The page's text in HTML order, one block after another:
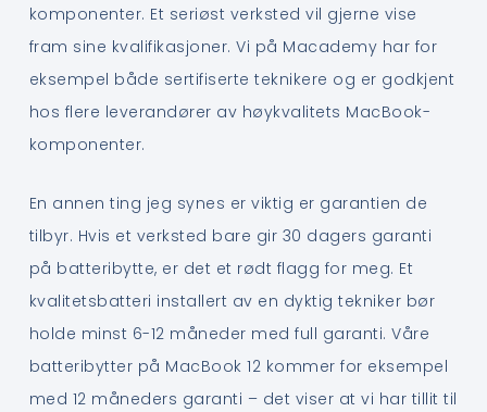
komponenter. Et seriøst verksted vil gjerne vise
fram sine kvalifikasjoner. Vi på Macademy har for
eksempel både sertifiserte teknikere og er godkjent
hos flere leverandører av høykvalitets MacBook-
komponenter.
En annen ting jeg synes er viktig er garantien de
tilbyr. Hvis et verksted bare gir 30 dagers garanti
på batteribytte, er det et rødt flagg for meg. Et
kvalitetsbatteri installert av en dyktig tekniker bør
holde minst 6-12 måneder med full garanti. Våre
batteribytter på MacBook 12 kommer for eksempel
med 12 måneders garanti – det viser at vi har tillit til